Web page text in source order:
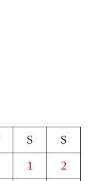
S S
1 2